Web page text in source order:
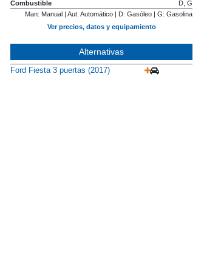
Combustible
D, G
Man: Manual | Aut: Automático | D: Gasóleo | G: Gasolina
Ver precios, datos y equipamiento
Alternativas
Ford Fiesta 3 puertas (2017)